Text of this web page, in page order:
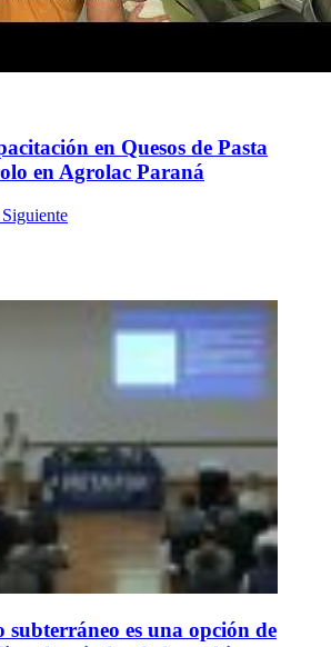
en Quesos de Pasta
en Agrolac Paraná
Siguiente
subterráneo es una opción de